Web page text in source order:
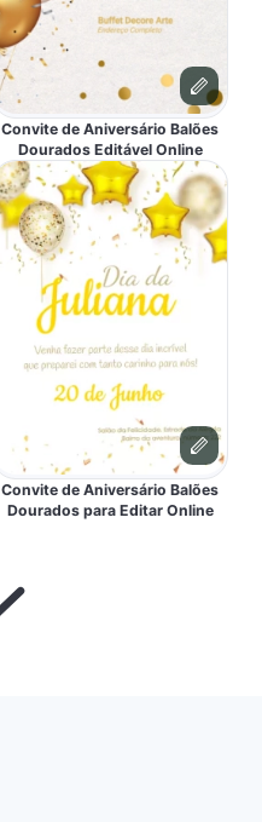
Convite de Aniversário Balões
Dourados Editável Online
Convite de Aniversário Balões
Dourados para Editar Online